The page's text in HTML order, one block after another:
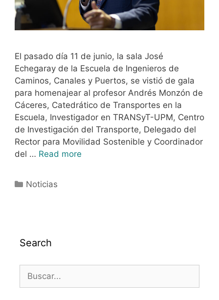
El pasado día 11 de junio, la sala José
Echegaray de la Escuela de Ingenieros de
Caminos, Canales y Puertos, se vistió de gala
para homenajear al profesor Andrés Monzón de
Cáceres, Catedrático de Transportes en la
Escuela, Investigador en TRANSyT-UPM, Centro
de Investigación del Transporte, Delegado del
Rector para Movilidad Sostenible y Coordinador
del … Read more
Noticias
Search